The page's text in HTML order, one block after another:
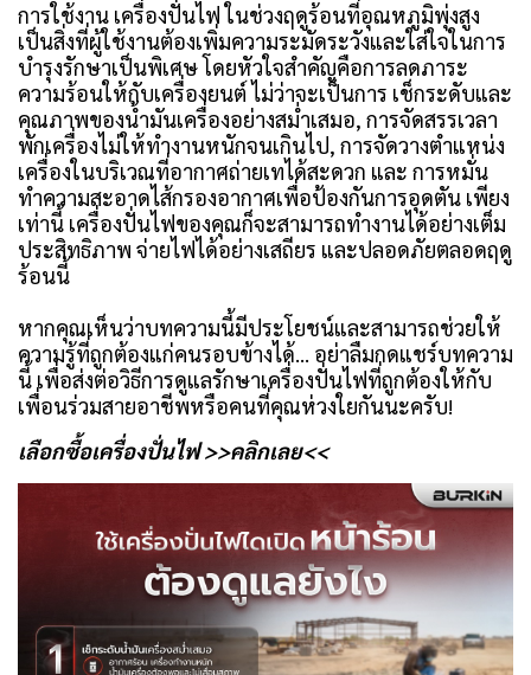
การใช้งาน เครื่องปั่นไฟ ในช่วงฤดูร้อนที่อุณหภูมิพุ่งสูง
เป็นสิ่งที่ผู้ใช้งานต้องเพิ่มความระมัดระวังและใส่ใจในการ
บำรุงรักษาเป็นพิเศษ โดยหัวใจสำคัญคือการลดภาระ
ความร้อนให้กับเครื่องยนต์ ไม่ว่าจะเป็นการ เช็กระดับและ
คุณภาพของน้ำมันเครื่องอย่างสม่ำเสมอ, การจัดสรรเวลา
พักเครื่องไม่ให้ทำงานหนักจนเกินไป, การจัดวางตำแหน่ง
เครื่องในบริเวณที่อากาศถ่ายเทได้สะดวก และ การหมั่น
ทำความสะอาดไส้กรองอากาศเพื่อป้องกันการอุดตัน เพียง
เท่านี้ เครื่องปั่นไฟของคุณก็จะสามารถทำงานได้อย่างเต็ม
ประสิทธิภาพ จ่ายไฟได้อย่างเสถียร และปลอดภัยตลอดฤดู
ร้อนนี้
หากคุณเห็นว่าบทความนี้มีประโยชน์และสามารถช่วยให้
ความรู้ที่ถูกต้องแก่คนรอบข้างได้... อย่าลืมกดแชร์บทความ
นี้ เพื่อส่งต่อวิธีการดูแลรักษาเครื่องปั่นไฟที่ถูกต้องให้กับ
เพื่อนร่วมสายอาชีพหรือคนที่คุณห่วงใยกันนะครับ!
เลือกซื้อเครื่องปั่นไฟ>>คลิกเลย<<